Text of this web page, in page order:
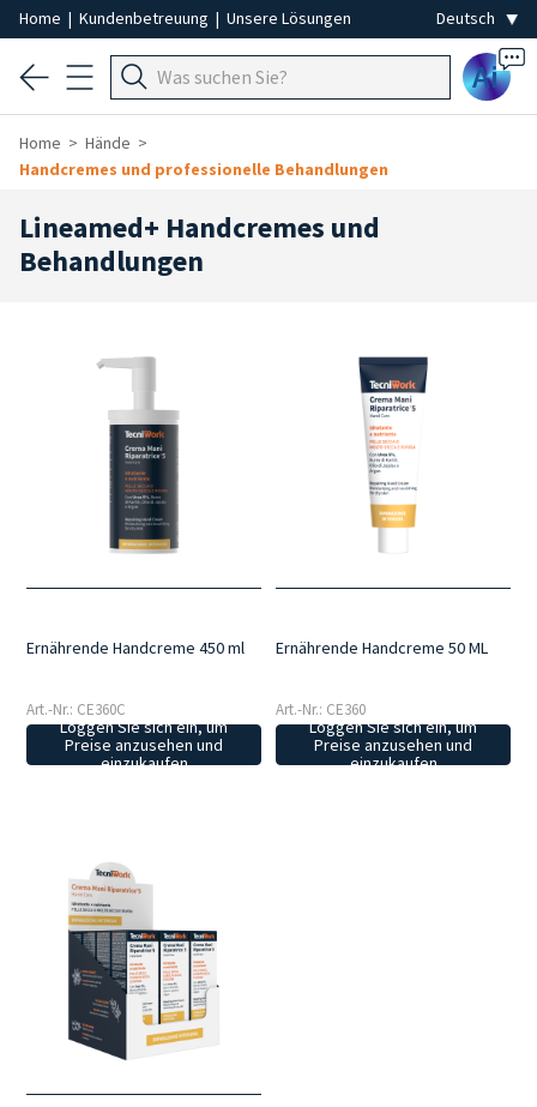
Home | Kundenbetreuung | Unsere Lösungen
Ai
Home
Hände
Handcremes und professionelle Behandlungen
Lineamed+ Handcremes und
Behandlungen
Ernährende Handcreme 450 ml
Art.-Nr.: CE360C
Loggen Sie sich ein, um
Preise anzusehen und
einzukaufen
Ernährende Handcreme 50 ML
Art.-Nr.: CE360
Loggen Sie sich ein, um
Preise anzusehen und
einzukaufen